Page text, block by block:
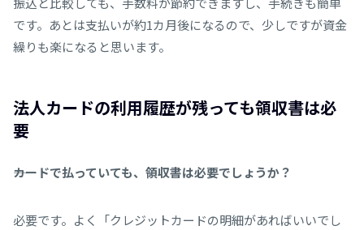
です。あとは支払いが約1カ月後になるので、少しですが資金
繰りも楽になると思います。
法人カードの利用履歴が残っても領収書は必
要
――カードで払っていても、領収書は必要でしょうか？
必要です。よく「クレジットカードの明細があればいいでし